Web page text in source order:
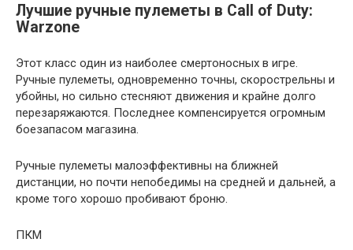
Лучшие ручные пулеметы в Call of Duty:
Warzone
Этот класс один из наиболее смертоносных в игре.
Ручные пулеметы, одновременно точны, скорострельны и
убойны, но сильно стесняют движения и крайне долго
перезаряжаются. Последнее компенсируется огромным
боезапасом магазина.
Ручные пулеметы малоэффективны на ближней
дистанции, но почти непобедимы на средней и дальней, а
кроме того хорошо пробивают броню.
ПКМ